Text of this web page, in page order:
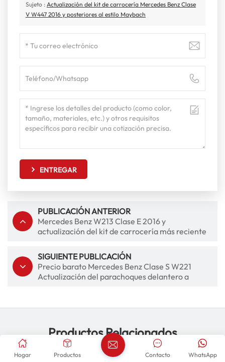
Sujeto : Actualización del kit de carrocería Mercedes Benz Clase
V W447 2016 y posteriores al estilo Maybach
ENTREGAR
PUBLICACIÓN ANTERIOR
Mercedes Benz W213 Clase E 2016 y
actualización del kit de carrocería más reciente
SIGUIENTE PUBLICACIÓN
Precio barato Mercedes Benz Clase S W221
Actualización del parachoques delantero a
Productos Relacionados
Hogar Productos WhatsApp
Contacto